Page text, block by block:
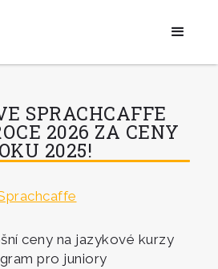
SPRACHCAFFE
2026 ZA CENY
2025!
ceny na jazykové kurzy
pro juniory